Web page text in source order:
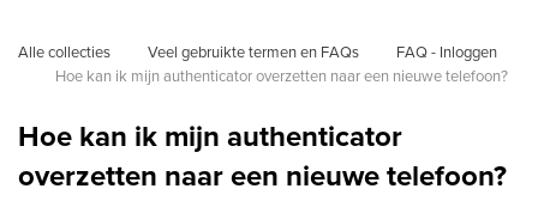
Alle collecties Veel gebruikte termen en FAQs
FAQ - Inloggen
Hoe kan ik mijn authenticator overzetten naar een nieuwe telefoon?
Hoe kan ik mijn authenticator
overzetten naar een nieuwe telefoon?